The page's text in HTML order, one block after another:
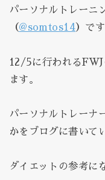
パーソナルトレーニ
（@somtos14）です
12/5に行われるFWJ
ます。
パーソナルトレーナ
かをブログに書いて
ダイエットの参考に